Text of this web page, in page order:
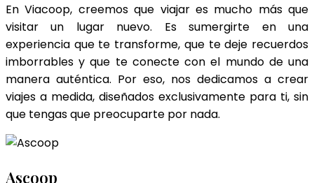
En Viacoop, creemos que viajar es mucho más que
visitar un lugar nuevo. Es sumergirte en una
experiencia que te transforme, que te deje recuerdos
imborrables y que te conecte con el mundo de una
manera auténtica. Por eso, nos dedicamos a crear
viajes a medida, diseñados exclusivamente para ti, sin
que tengas que preocuparte por nada.
Ascoop